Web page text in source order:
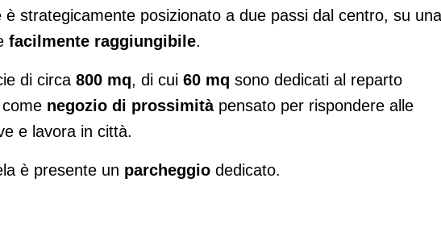
è strategicamente posizionato a due passi dal centro, su una
facilmente raggiungibile.
di circa 800 mq, di cui 60 mq sono dedicati al reparto
negozio di prossimitàpensato per rispondere alle
e lavora in città.
è presente un parcheggio dedicato.